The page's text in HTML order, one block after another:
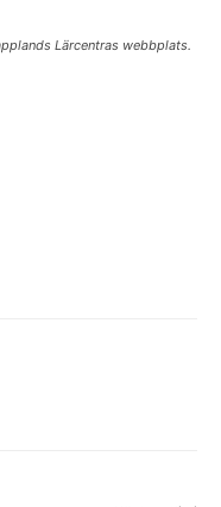
Lärcentras webbplats.